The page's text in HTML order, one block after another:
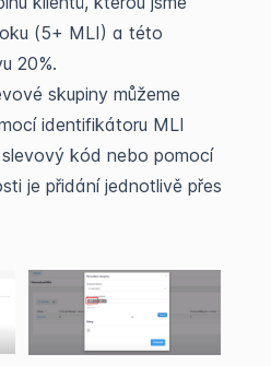
(5+ MLI) a této
20%.
skupiny můžeme
identifikátoru MLI
kód nebo pomocí
je přidání jednotlivě přes